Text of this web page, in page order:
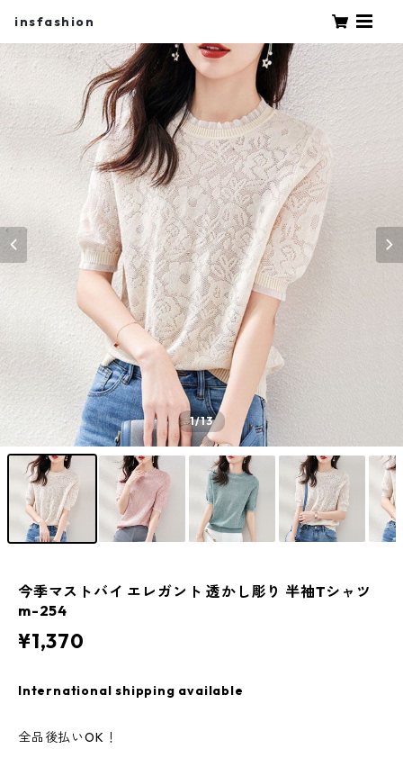
insfashion
1/13
今季マストバイ エレガント 透かし彫り 半袖Tシャツ
m-254
¥1,370
International shipping available
全品後払いOK！